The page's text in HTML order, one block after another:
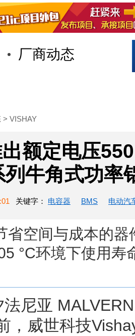
厂商动态
> VISHAY
额定电压
列牛角式功率
关键字： 电容器 BMS 电动汽
省空间与成本的
°C环境下使用寿
法尼亚
，威世科技